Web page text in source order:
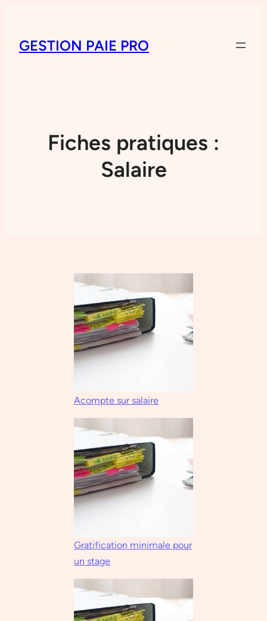
GESTION PAIE PRO
Fiches pratiques :
Salaire
Acompte sur salaire
Gratification minimale pour
un stage